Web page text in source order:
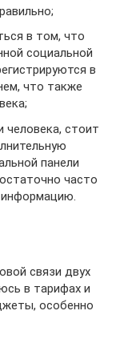
в том, что
социальной
в
что также
человека, стоит
панели
часто
связи двух
в тарифах и
особенно